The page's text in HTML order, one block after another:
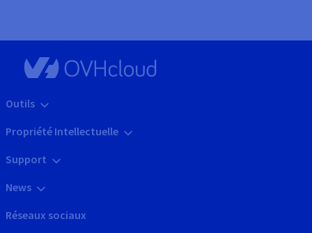
Outils
Propriété Intellectuelle
Support
News
Réseaux sociaux